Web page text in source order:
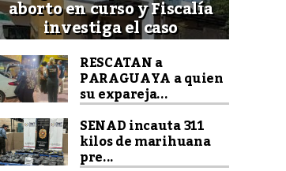
aborto en curso y Fiscalía
investiga el caso
RESCATAN a
PARAGUAYA a quien
su expareja...
SENAD incauta 311
kilos de marihuana
pre...